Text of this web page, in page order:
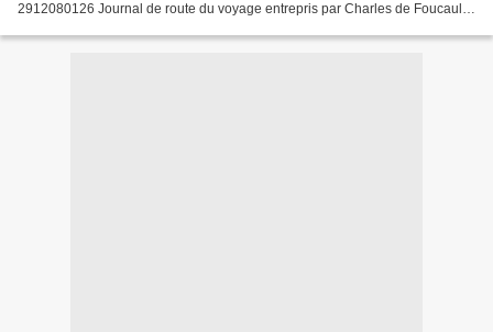
2912080126 Journal de route du voyage entrepris par Charles de Foucauld